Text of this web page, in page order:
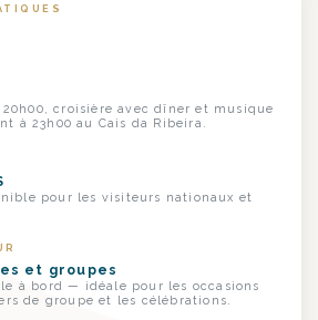
croisière avec dîner et musique
à 23h00 au Cais da Ribeira.
pour les visiteurs nationaux et
et groupes
à bord — idéale pour les occasions
de groupe et les célébrations.